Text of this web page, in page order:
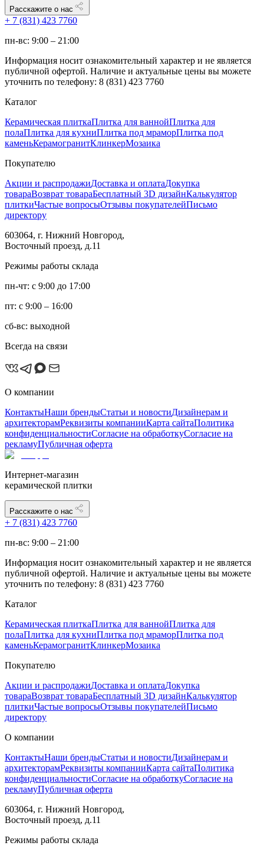
Расскажите о нас
+ 7 (831) 423 7760
пн-вс: 9:00 – 21:00
Информация носит ознакомительный характер и не является
публичной офертой. Наличие и актуальные цены вы можете
уточнить по телефону: 8 (831) 423 7760
Каталог
Керамическая плиткаПлитка для ваннойПлитка для
полаПлитка для кухниПлитка под мраморПлитка под
каменьКерамогранитКлинкерМозаика
Покупателю
Акции и распродажиДоставка и оплатаДокупка
товараВозврат товараБесплатный 3D дизайнКалькулятор
плиткиЧастые вопросыОтзывы покупателейПисьмо
директору
603064, г. Нижний Новгород,
Восточный проезд, д.11
Режимы работы склада
пн-чт: с 9:00 до 17:00
пт: с 9:00 – 16:00
сб-вс: выходной
Всегда на связи
О компании
КонтактыНаши брендыСтатьи и новостиДизайнерам и
архитекторамРеквизиты компанииКарта сайтаПолитика
конфиденциальностиСогласие на обработкуСогласие на
рекламуПубличная оферта
Интернет-магазин
керамической плитки
Расскажите о нас
+ 7 (831) 423 7760
пн-вс: 9:00 – 21:00
Информация носит ознакомительный характер и не является
публичной офертой. Наличие и актуальные цены вы можете
уточнить по телефону: 8 (831) 423 7760
Каталог
Керамическая плиткаПлитка для ваннойПлитка для
полаПлитка для кухниПлитка под мраморПлитка под
каменьКерамогранитКлинкерМозаика
Покупателю
Акции и распродажиДоставка и оплатаДокупка
товараВозврат товараБесплатный 3D дизайнКалькулятор
плиткиЧастые вопросыОтзывы покупателейПисьмо
директору
О компании
КонтактыНаши брендыСтатьи и новостиДизайнерам и
архитекторамРеквизиты компанииКарта сайтаПолитика
конфиденциальностиСогласие на обработкуСогласие на
рекламуПубличная оферта
603064, г. Нижний Новгород,
Восточный проезд, д.11
Режимы работы склада